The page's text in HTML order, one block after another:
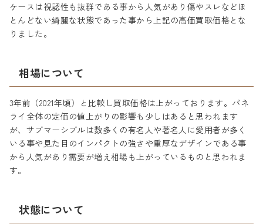
ケースは視認性も抜群である事から人気があり傷やスレなどほ
とんどない綺麗な状態であった事から上記の高価買取価格とな
りました。
相場について
3年前（2021年頃）と比較し買取価格は上がっております。パネ
ライ全体の定価の値上がりの影響も少しはあると思われます
が、サブマーシブルは数多くの有名人や著名人に愛用者が多く
いる事や見た目のインパクトの強さや重厚なデザインである事
から人気があり需要が増え相場も上がっているものと思われま
す。
状態について